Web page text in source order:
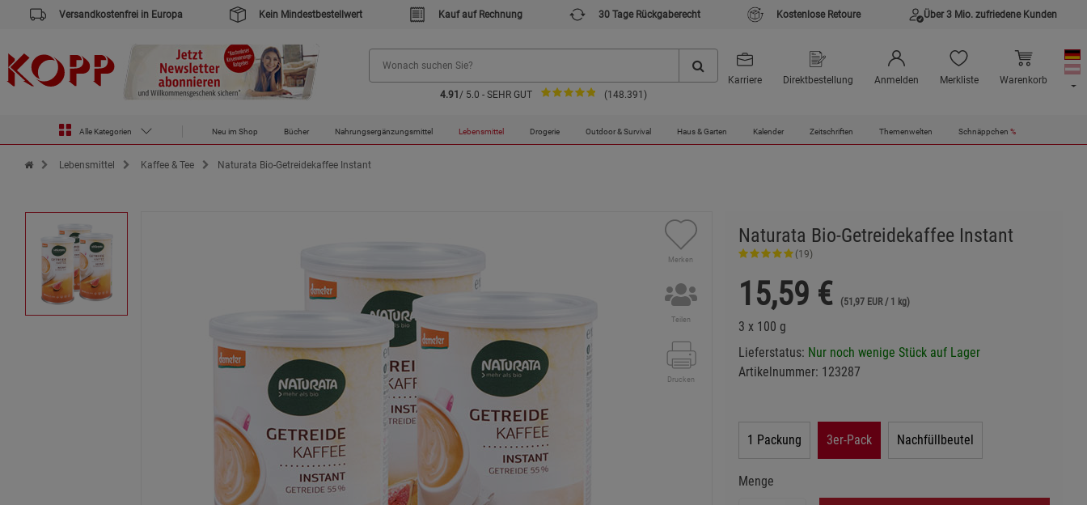
Versandkostenfrei in Europa Kein Mindestbestellwert Kauf auf Rechnung 30 Tage Rückgaberecht Kostenlose Retoure Über 3 Mio. zufriedene Kunden
4.91 / 5.0 - SEHR GUT (148.391)
Karriere Direktbestellung Anmelden Merkliste Warenkorb
Alle Kategorien Neu im Shop Bücher Nahrungsergänzungsmittel Lebensmittel Drogerie Outdoor & Survival Haus & Garten Kalender Zeitschriften Themenwelten Schnäppchen %
Zur Startseite des Kopp Verlag Online-Shop
Lebensmittel Kaffee & Tee Naturata Bio-Getreidekaffee Instant
Merken
Teilen
Drucken
Naturata Bio-Getreidekaffee Instant
(19)
15,59 € (51,97 EUR / 1 kg)
3 x 100 g
Lieferstatus: Nur noch wenige Stück auf Lager
Artikelnummer: 123287
1 Packung 3er-Pack Nachfüllbeutel
Menge